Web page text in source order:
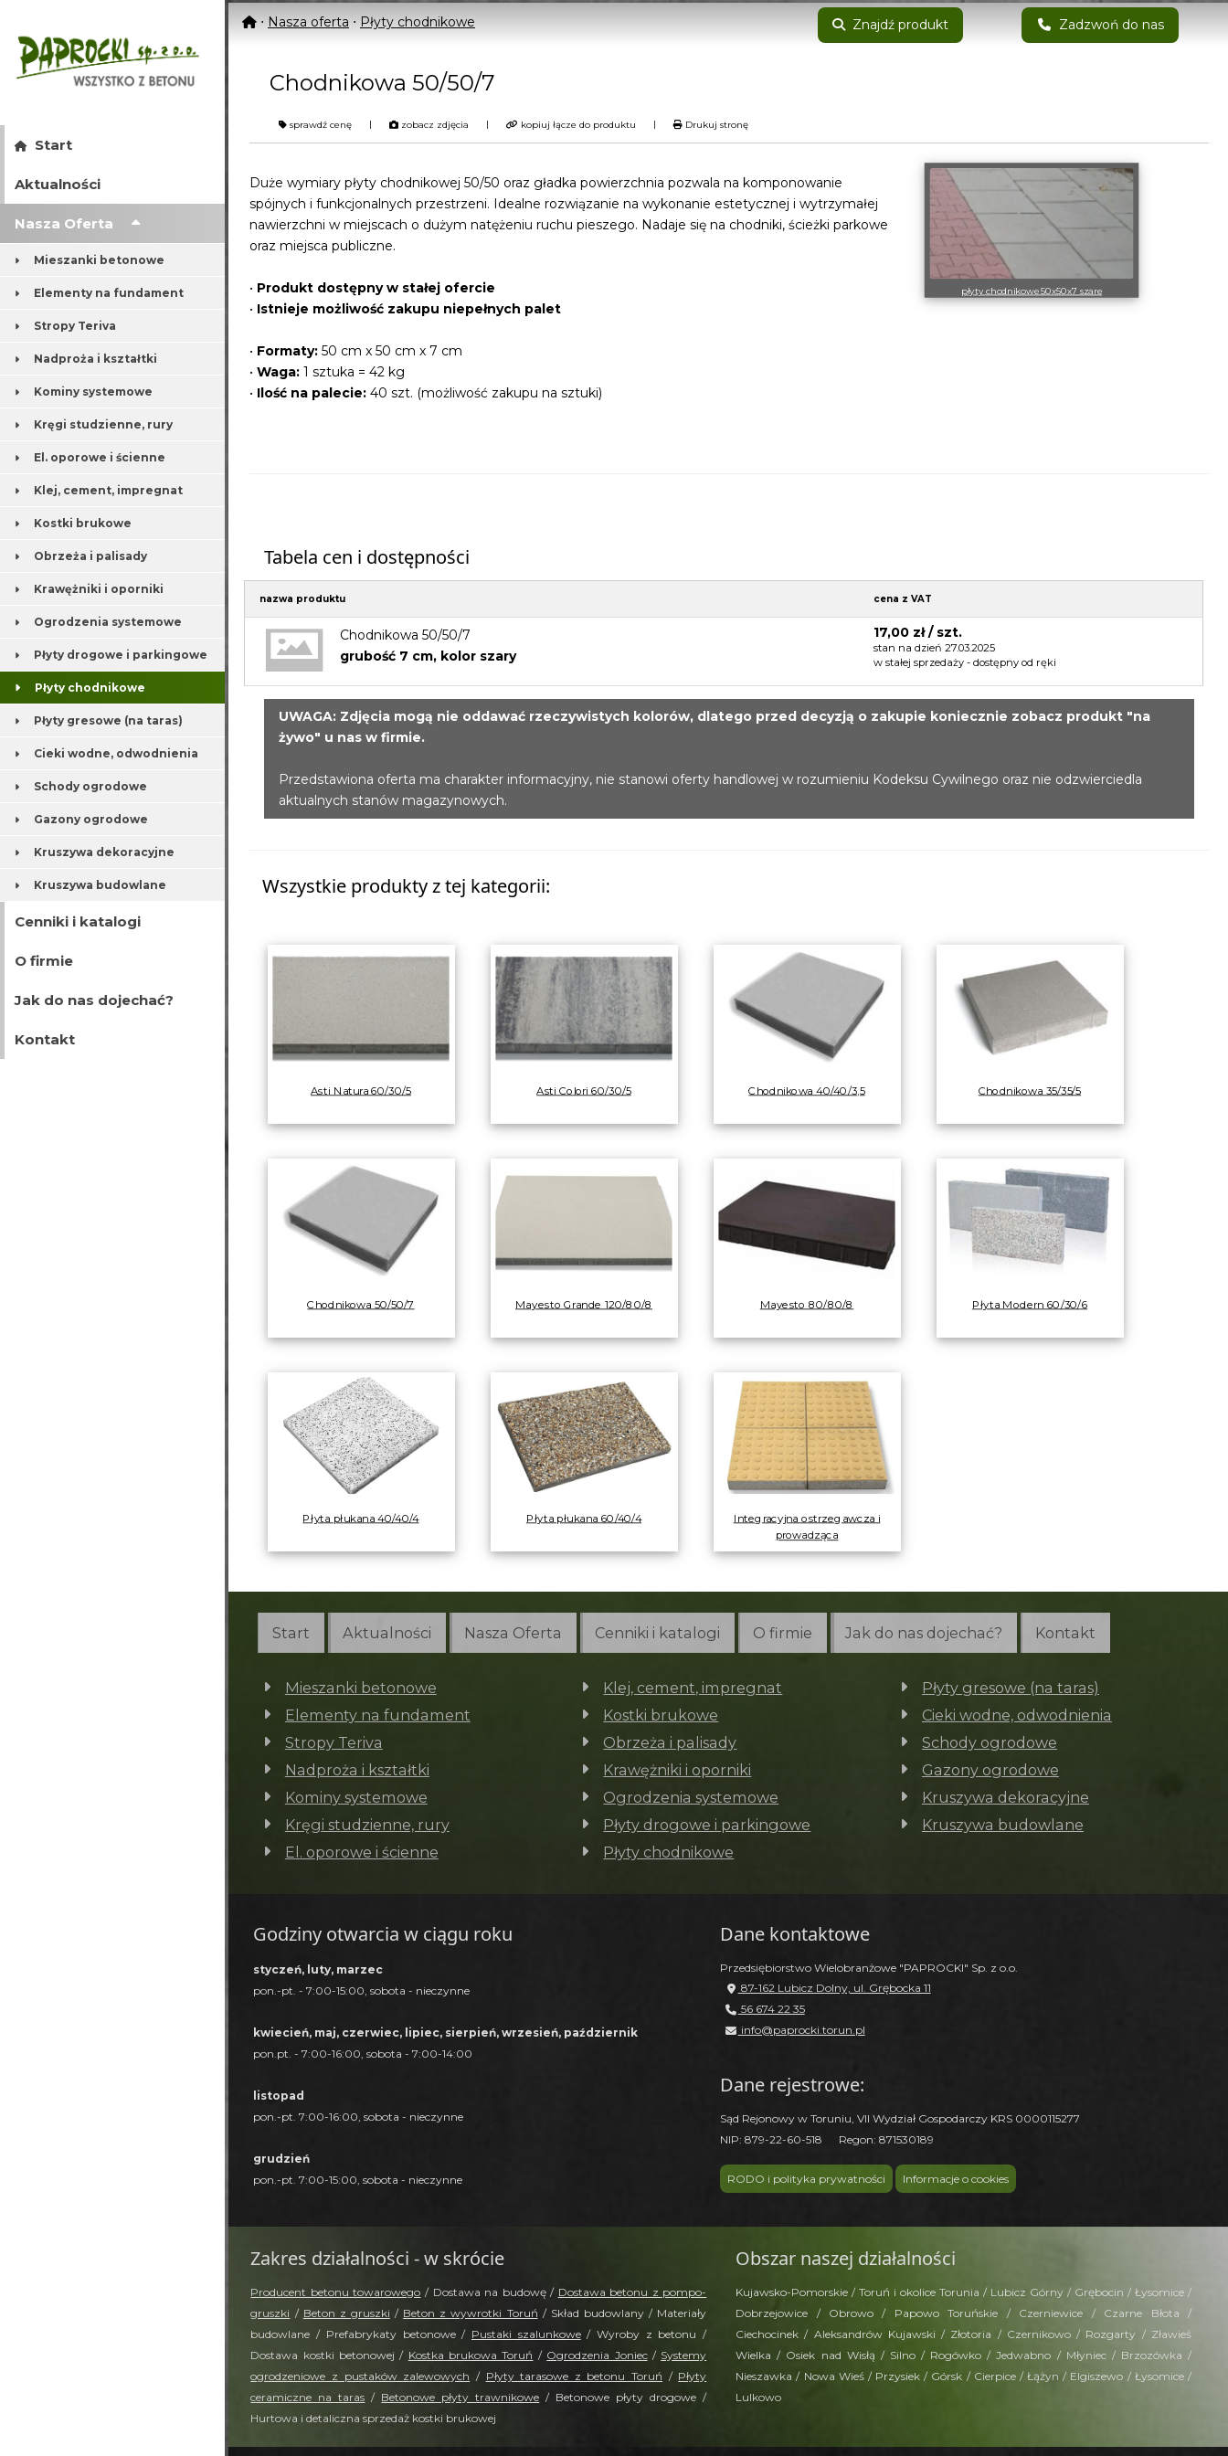
Start
Aktualności
Nasza Oferta
Mieszanki betonowe
Elementy na fundament
Stropy Teriva
Nadproża i kształtki
Kominy systemowe
Kręgi studzienne, rury
El. oporowe i ścienne
Klej, cement, impregnat
Kostki brukowe
Obrzeża i palisady
Krawężniki i oporniki
Ogrodzenia systemowe
Płyty drogowe i parkingowe
Płyty chodnikowe
Płyty gresowe (na taras)
Cieki wodne, odwodnienia
Schody ogrodowe
Gazony ogrodowe
Kruszywa dekoracyjne
Kruszywa budowlane
Cenniki i katalogi
O firmie
Jak do nas dojechać?
Kontakt
⋅ Nasza oferta ⋅ Płyty chodnikowe Znajdź produkt Zadzwoń do nas
Chodnikowa 50/50/7
sprawdź cenę | zobacz zdjęcia | kopiuj łącze do produktu | Drukuj stronę
Duże wymiary płyty chodnikowej 50/50 oraz gładka powierzchnia pozwala na komponowanie
spójnych i funkcjonalnych przestrzeni. Idealne rozwiązanie na wykonanie estetycznej i wytrzymałej
nawierzchni w miejscach o dużym natężeniu ruchu pieszego. Nadaje się na chodniki, ścieżki parkowe
oraz miejsca publiczne.
• Produkt dostępny w stałej ofercie
• Istnieje możliwość zakupu niepełnych palet
• Formaty: 50 cm x 50 cm x 7 cm
• Waga: 1 sztuka = 42 kg
• Ilość na palecie: 40 szt. (możliwość zakupu na sztuki)
płyty chodnikowe 50x50x7 szare
Tabela cen i dostępności
nazwa produktu cena z VAT
Chodnikowa 50/50/7
grubość 7 cm, kolor szary
17,00 zł / szt.
stan na dzień 27.03.2025
w stałej sprzedaży - dostępny od ręki
UWAGA: Zdjęcia mogą nie oddawać rzeczywistych kolorów, dlatego przed decyzją o zakupie koniecznie zobacz produkt "na
żywo" u nas w firmie.
Przedstawiona oferta ma charakter informacyjny, nie stanowi oferty handlowej w rozumieniu Kodeksu Cywilnego oraz nie odzwierciedla
aktualnych stanów magazynowych.
Wszystkie produkty z tej kategorii:
Asti Natura 60/30/5 Asti Colori 60/30/5 Chodnikowa 40/40/3,5 Chodnikowa 35/35/5
Chodnikowa 50/50/7 Mayesto Grande 120/80/8 Mayesto 80/80/8 Płyta Modern 60/30/6
Płyta płukana 40/40/4 Płyta płukana 60/40/4
Integracyjna ostrzegawcza i
prowadząca
Start Aktualności Nasza Oferta Cenniki i katalogi O firmie Jak do nas dojechać? Kontakt
Mieszanki betonowe
Elementy na fundament
Stropy Teriva
Nadproża i kształtki
Kominy systemowe
Kręgi studzienne, rury
El. oporowe i ścienne
Klej, cement, impregnat
Kostki brukowe
Obrzeża i palisady
Krawężniki i oporniki
Ogrodzenia systemowe
Płyty drogowe i parkingowe
Płyty chodnikowe
Płyty gresowe (na taras)
Cieki wodne, odwodnienia
Schody ogrodowe
Gazony ogrodowe
Kruszywa dekoracyjne
Kruszywa budowlane
Godziny otwarcia w ciągu roku
styczeń, luty, marzec
pon.-pt. - 7:00-15:00, sobota - nieczynne
kwiecień, maj, czerwiec, lipiec, sierpień, wrzesień, październik
pon.pt. - 7:00-16:00, sobota - 7:00-14:00
listopad
pon.-pt. 7:00-16:00, sobota - nieczynne
grudzień
pon.-pt. 7:00-15:00, sobota - nieczynne
Dane kontaktowe
Przedsiębiorstwo Wielobranżowe "PAPROCKI" Sp. z o.o.
87-162 Lubicz Dolny, ul. Grębocka 11
56 674 22 35
info@paprocki.torun.pl
Dane rejestrowe:
Sąd Rejonowy w Toruniu, VII Wydział Gospodarczy KRS 0000115277
NIP: 879-22-60-518 Regon: 871530189
RODO i polityka prywatności Informacje o cookies
Zakres działalności - w skrócie
Producent betonu towarowego / Dostawa na budowę / Dostawa betonu z pompo-
gruszki / Beton z gruszki / Beton z wywrotki Toruń / Skład budowlany / Materiały
budowlane / Prefabrykaty betonowe / Pustaki szalunkowe/ Wyroby z betonu /
Dostawa kostki betonowej / Kostka brukowa Toruń / Ogrodzenia Joniec/ Systemy
ogrodzeniowe z pustaków zalewowych / Płyty tarasowe z betonu Toruń / Płyty
ceramiczne na taras / Betonowe płyty trawnikowe / Betonowe płyty drogowe /
Hurtowa i detaliczna sprzedaż kostki brukowej
Obszar naszej działalności
Kujawsko-Pomorskie / Toruń i okolice Torunia / Lubicz Górny / Grębocin / Łysomice /
Dobrzejowice / Obrowo / Papowo Toruńskie / Czerniewice / Czarne Błota /
Ciechocinek / Aleksandrów Kujawski / Złotoria / Czernikowo / Rozgarty / Zławieś
Wielka / Osiek nad Wisłą / Silno / Rogówko / Jedwabno / Młyniec / Brzozówka /
Nieszawka / Nowa Wieś / Przysiek / Górsk / Cierpice / Łążyn / Elgiszewo / Łysomice /
Lulkowo